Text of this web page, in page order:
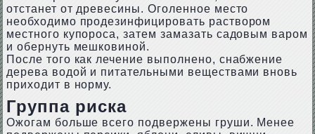
отстанет от древесины. Оголенное место
необходимо продезинфицировать раствором
местного купороса, затем замазать садовым варом
и обернуть мешковиной.
После того как лечение выполнено, снабжение
дерева водой и питательными веществами вновь
приходит в норму.
Группа риска
Ожогам больше всего подвержены груши. Менее